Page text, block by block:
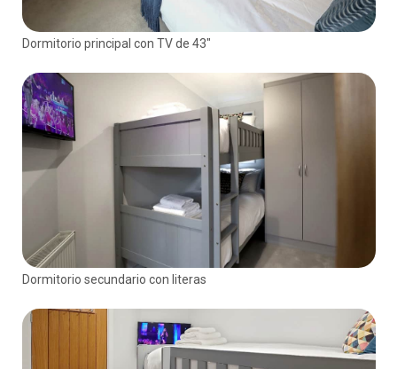
Dormitorio principal con TV de 43"
Dormitorio secundario con literas